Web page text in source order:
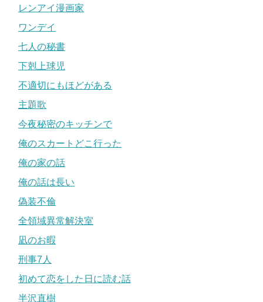
レンアイ漫画家
ワンデイ
七人の秘書
下剋上球児
不適切にもほどがある
主題歌
今夜秘密のキッチンで
俺のスカートどこ行った
俺の家の話
俺の話は長い
偽装不倫
全領域異常解決室
凪のお暇
刑事7人
初めて恋をした日に読む話
半沢直樹